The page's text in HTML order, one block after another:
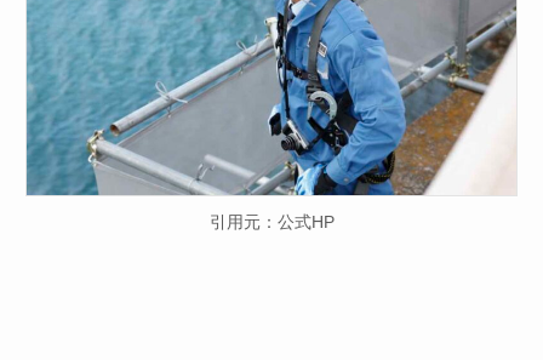
引用元：公式HP